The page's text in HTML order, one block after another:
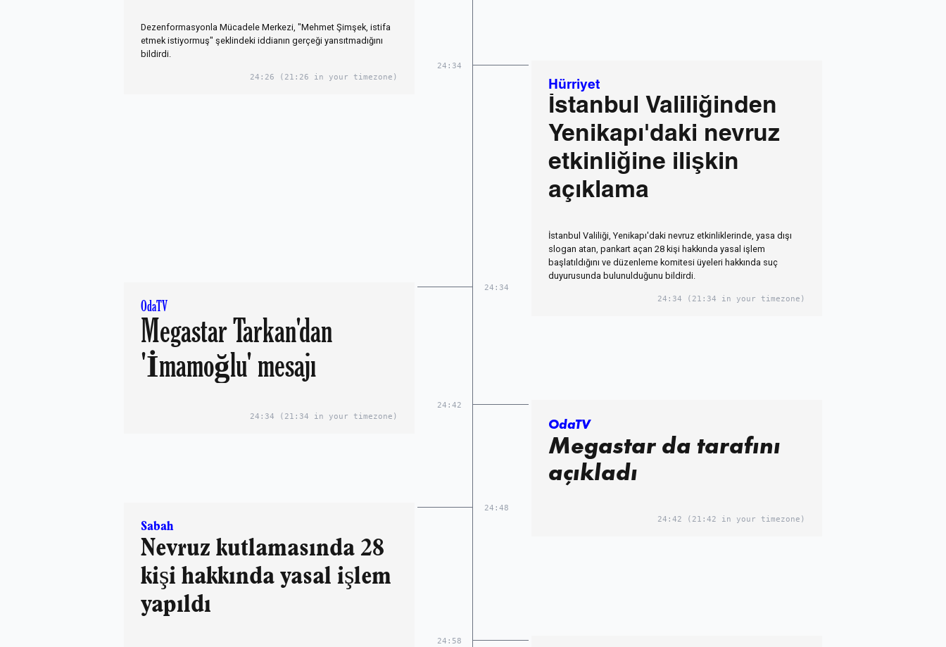
Dezenformasyonla Mücadele Merkezi, "Mehmet Şimşek, istifa
etmek istiyormuş" şeklindeki iddianın gerçeği yansıtmadığını
bildirdi.
24:26 (21:26 in your timezone)
24:34
Hürriyet
İstanbul Valiliğinden
Yenikapı'daki nevruz
etkinliğine ilişkin
açıklama
İstanbul Valiliği, Yenikapı'daki nevruz etkinliklerinde, yasa dışı
slogan atan, pankart açan 28 kişi hakkında yasal işlem
başlatıldığını ve düzenleme komitesi üyeleri hakkında suç
duyurusunda bulunulduğunu bildirdi.
24:34 (21:34 in your timezone)
24:34
OdaTV
Megastar Tarkan'dan
'İmamoğlu' mesajı
24:34 (21:34 in your timezone)
24:42
OdaTV
Megastar da tarafını
açıkladı
24:42 (21:42 in your timezone)
24:48
Sabah
Nevruz kutlamasında 28
kişi hakkında yasal işlem
yapıldı
24:58